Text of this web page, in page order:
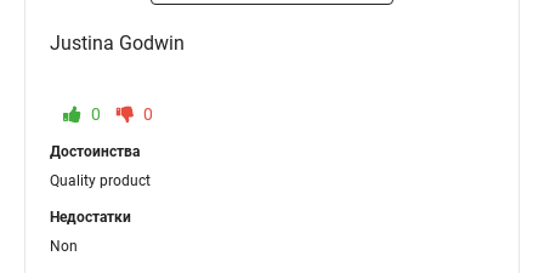
Justina Godwin
0 0
Достоинства
Quality product
Недостатки
Non